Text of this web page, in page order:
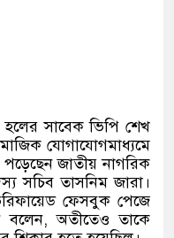
হলের সাবেক ভিপি শেখ
যোগাযোগমাধ্যমে
জাতীয় নাগরিক
সচিব তাসনিম জারা।
ফেসবুক পেজে
বলেন,অতীতেও তাকে